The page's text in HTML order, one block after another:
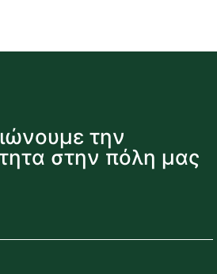
την
στην πόλη μας